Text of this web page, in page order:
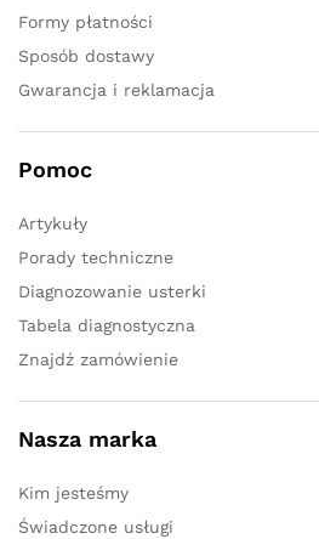
Formy płatności
Sposób dostawy
Gwarancja i reklamacja
Pomoc
Artykuły
Porady techniczne
Diagnozowanie usterki
Tabela diagnostyczna
Znajdź zamówienie
Nasza marka
Kim jesteśmy
Świadczone usługi